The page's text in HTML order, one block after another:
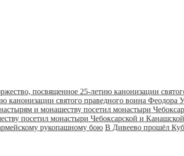
канонизации святого праведного воина Феодора
посетил монастыри Чебоксарской и
В Дивеево прошёл